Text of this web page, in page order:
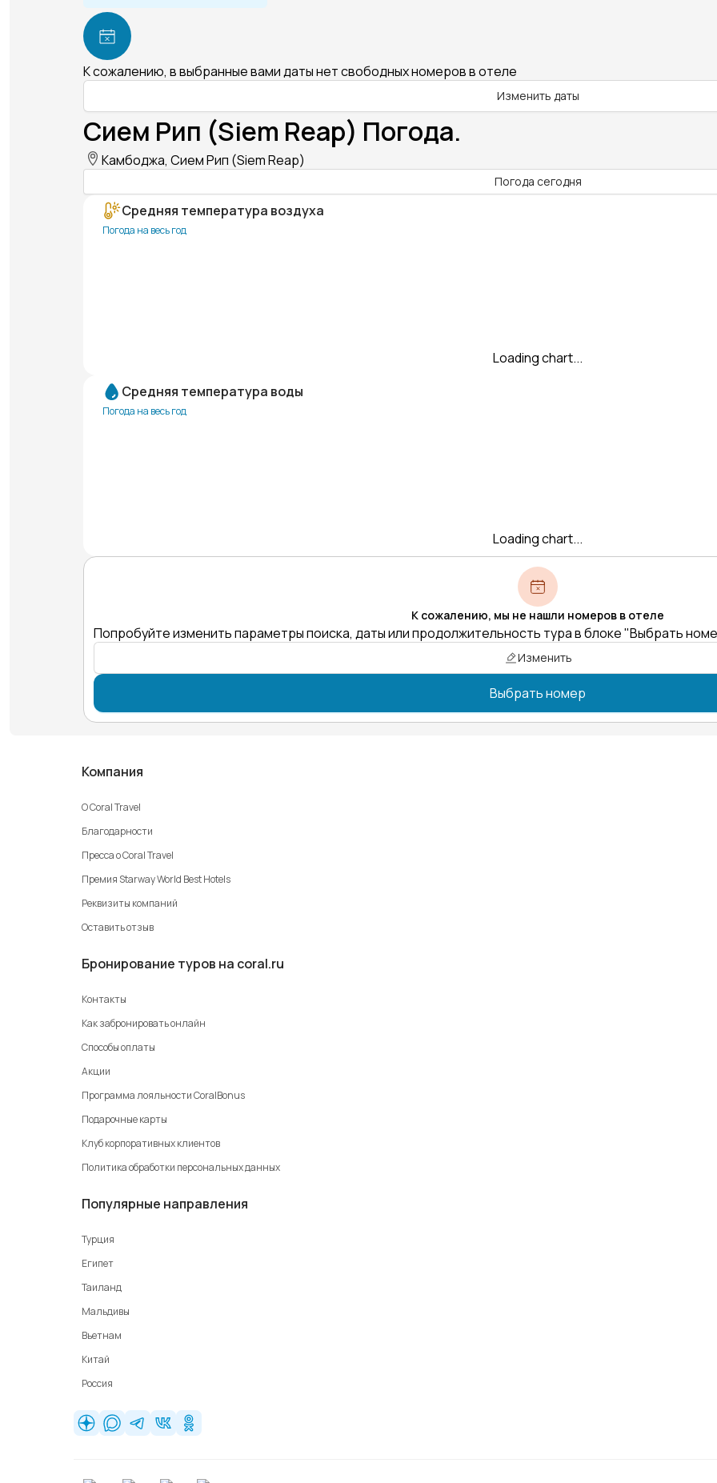
К сожалению, в выбранные вами даты нет свободных номеров в отеле
Изменить даты
Сием Рип (Siem Reap) Погода.
Камбоджа, Сием Рип (Siem Reap)
Погода сегодня
Средняя температура воздуха
Погода на весь год
Loading chart...
Средняя температура воды
Погода на весь год
Loading chart...
К сожалению, мы не нашли номеров в отеле
Попробуйте изменить параметры поиска, даты или продолжительность тура в блоке "Выбрать
Изменить
Выбрать номер
Компания
О Coral Travel
Благодарности
Пресса о Coral Travel
Премия Starway World Best Hotels
Реквизиты компаний
Оставить отзыв
Бронирование туров на coral.ru
Контакты
Как забронировать онлайн
Способы оплаты
Акции
Программа лояльности CoralBonus
Подарочные карты
Клуб корпоративных клиентов
Политика обработки персональных данных
Популярные направления
Турция
Египет
Таиланд
Мальдивы
Вьетнам
Китай
Россия